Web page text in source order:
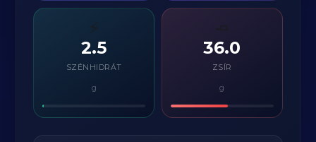
⚡
2.5
SZÉNHIDRÁT
g
36.0
ZSÍR
g